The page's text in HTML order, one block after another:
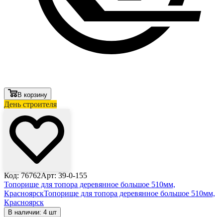
В корзину
День строителя
Код: 76762Арт: 39-0-155
Топорище для топора деревянное большое 510мм,
КрасноярскТопорище для топора деревянное большое 510мм,
Красноярск
В наличии: 4 шт